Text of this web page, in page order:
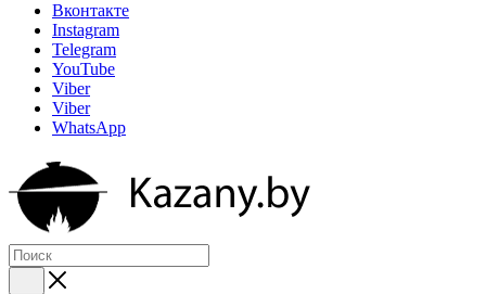
Вконтакте
Instagram
Telegram
YouTube
Viber
Viber
WhatsApp